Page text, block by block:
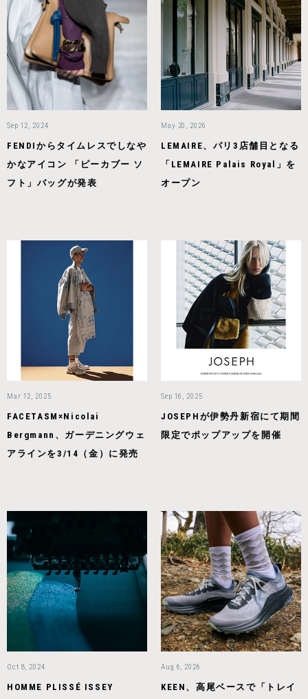
Sep 12, 2024
FENDIからタイムレスでしなや
かなアイコン 「ピーカブー ソ
フト」バッグが発表
May 20, 2026
LEMAIRE、パリ3店舗目となる
「LEMAIRE Palais Royal」を
オープン
Mar 12, 2025
FACETASM×Nicolai
Bergmann、ガーデニングウェ
アラインを3/14（金）に発売
Sep 16, 2025
JOSEPHが伊勢丹新宿にて期間
限定でポップアップを開催
Oct 8, 2024
HOMME PLISSÉ ISSEY
Aug 6, 2026
KEEN、高尾ベースで「トレイ